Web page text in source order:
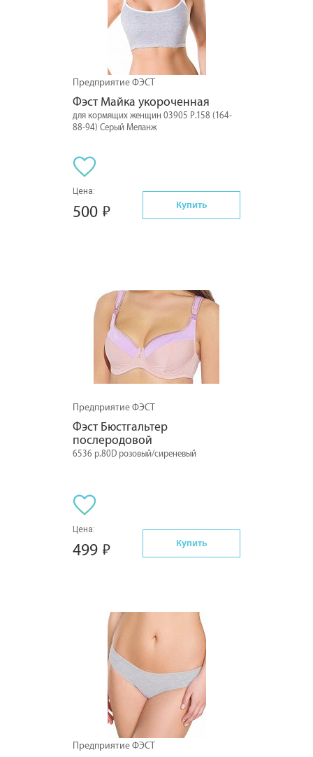
Предприятие ФЭСТ
Фэст Майка укороченная
для кормящих женщин 03905 Р.158 (164-
88-94) Серый Меланж
Цена:
500 Купить
Предприятие ФЭСТ
Фэст Бюстгальтер
послеродовой
6536 р.80D розовый/сиреневый
Цена:
499 Купить
Предприятие ФЭСТ